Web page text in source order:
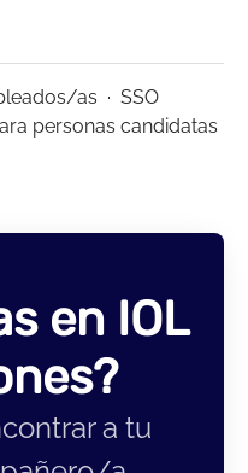
as · SSO
personas candidatas
en IOL
a tu